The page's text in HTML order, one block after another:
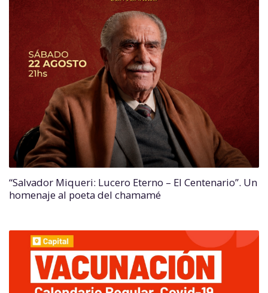
“Salvador Miqueri: Lucero Eterno – El Centenario”. Un
homenaje al poeta del chamamé